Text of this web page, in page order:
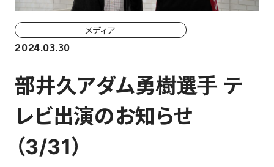
チケット購入方法
観戦ガイド
FAN CLUB
メディア
2024.03.30
部井久アダム勇樹選手 テ
レビ出演のお知らせ
（3/31）